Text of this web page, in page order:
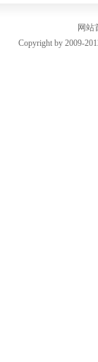
网站
Copyright by 2009-